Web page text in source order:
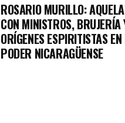
ROSARIO MURILLO:
CON MINISTROS, BRUJERÍA
ORÍGENES ESPIRITISTAS EN
PODER NICARAGÜENSE